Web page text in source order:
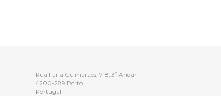
Rua Faria Guimarães, 718, 3º Andar
4200-289 Porto
Portugal